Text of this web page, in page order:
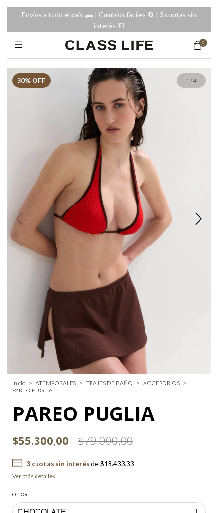
Envíos a todo el país 🛻 | Cambios fáciles 🔄️ | 3 cuotas sin
interés 💵
0
30% OFF 1/4
Inicio > ATEMPORALES > TRAJES DE BAÑO > ACCESORIOS >
PAREO PUGLIA
PAREO PUGLIA
$55.300,00 $79.000,00
3cuotas sin interés de$18.433,33
Ver más detalles
COLOR